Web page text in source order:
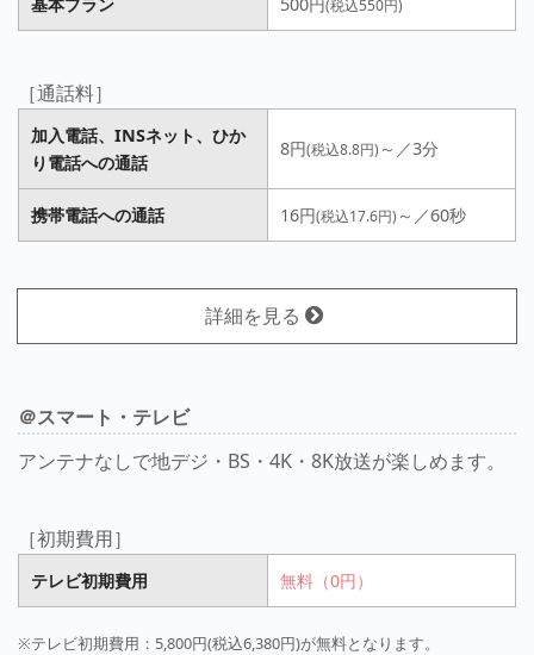
(税込550円)
［通話料］
加入電話、INSネット、ひか
り電話への通話
8円(税込8.8円) ～／3分
携帯電話への通話 16円(税込17.6円) ～／60秒
詳細を見る
＠スマート・テレビ
アンテナなしで地デジ・BS・4K・8K放送が楽しめます。
［初期費用］
テレビ初期費用 無料（0円）
※テレビ初期費用：5,800円(税込6,380円)が無料となります。